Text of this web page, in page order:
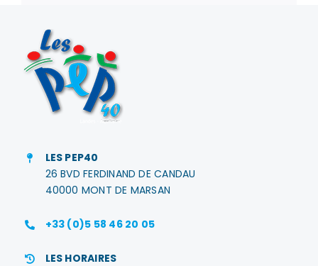
LES PEP40
26 BVD FERDINAND DE CANDAU
40000 MONT DE MARSAN
+33 (0)5 58 46 20 05
LES HORAIRES